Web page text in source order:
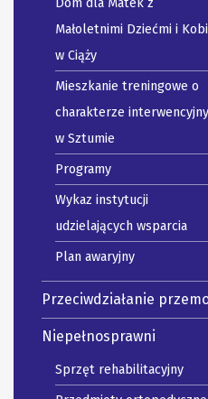
Dom dla Matek z
Małoletnimi Dziećmi i
w Ciąży
Mieszkanie treningowe o
charakterze
w Sztumie
Programy
Wykaz instytucji
udzielających wsparcia
Plan awaryjny
Przeciwdziałanie
Niepełnosprawni
Sprzęt rehabilitacyjny